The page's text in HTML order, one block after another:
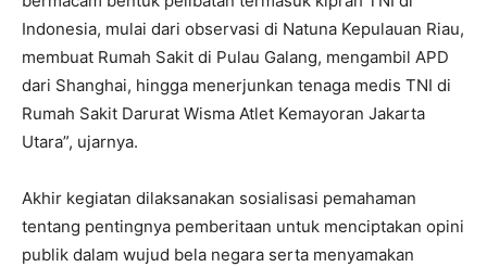
Indonesia, mulai dari observasi di Natuna Kepulauan Riau,
membuat Rumah Sakit di Pulau Galang, mengambil APD
dari Shanghai, hingga menerjunkan tenaga medis TNI di
Rumah Sakit Darurat Wisma Atlet Kemayoran Jakarta
Utara”, ujarnya.
Akhir kegiatan dilaksanakan sosialisasi pemahaman
tentang pentingnya pemberitaan untuk menciptakan opini
publik dalam wujud bela negara serta menyamakan